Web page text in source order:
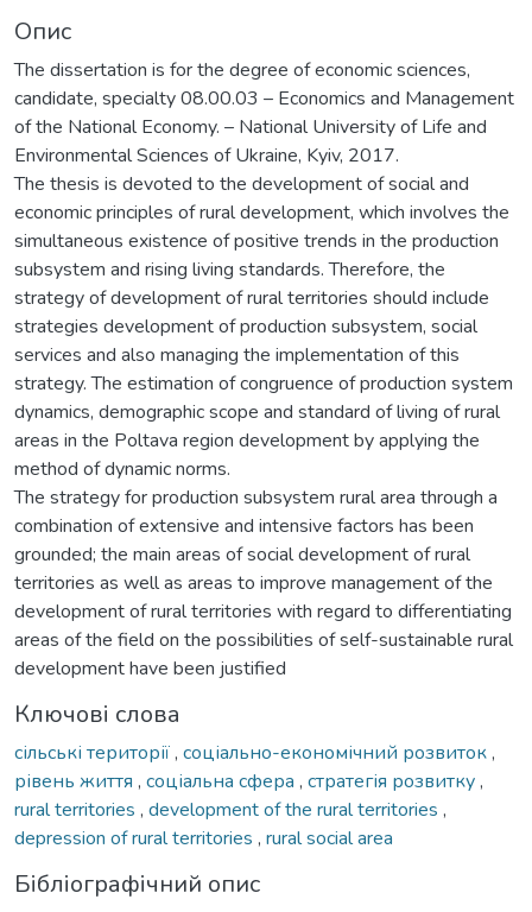
Опис
The dissertation is for the degree of economic sciences,
candidate, specialty 08.00.03 – Economics and Management
of the National Economy. – National University of Life and
Environmental Sciences of Ukraine, Kyiv, 2017.
The thesis is devoted to the development of social and
economic principles of rural development, which involves the
simultaneous existence of positive trends in the production
subsystem and rising living standards. Therefore, the
strategy of development of rural territories should include
strategies development of production subsystem, social
services and also managing the implementation of this
strategy. The estimation of congruence of production system
dynamics, demographic scope and standard of living of rural
areas in the Poltava region development by applying the
method of dynamic norms.
The strategy for production subsystem rural area through a
combination of extensive and intensive factors has been
grounded; the main areas of social development of rural
territories as well as areas to improve management of the
development of rural territories with regard to differentiating
areas of the field on the possibilities of self-sustainable rural
development have been justified
Ключові слова
сільські території, соціально-економічний розвиток,
рівень життя , соціальна сфера , стратегія розвитку,
rural territories , development of the rural territories ,
depression of rural territories , rural social area
Бібліографічний опис